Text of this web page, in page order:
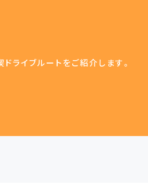
ライブルートをご紹介します。